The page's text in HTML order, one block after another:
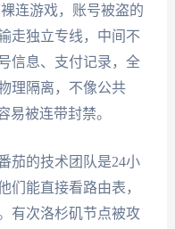
连游戏，账号被盗的
走独立专线，中间不
信息、支付记录，全
理隔离，不像公共
易被连带封禁。
茄的技术团队是24小
们能直接看路由表，
有次洛杉矶节点被攻